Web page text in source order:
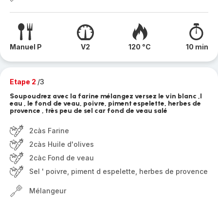
Manuel P V2 120 °C 10 min
Etape 2 /3
Soupoudrez avec la farine mélangez versez le vin blanc ,l
eau , le fond de veau, poivre, piment espelette, herbes de
provence , très peu de sel car fond de veau salé
2càs Farine
2càs Huile d'olives
2càc Fond de veau
Sel ' poivre, piment d espelette, herbes de provence
Mélangeur